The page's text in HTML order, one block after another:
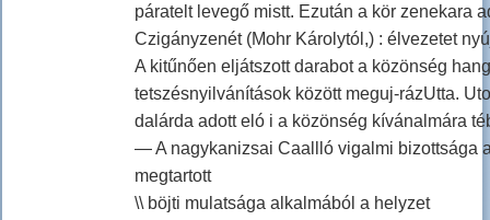
páratelt levegő mistt. Ezután a kör zenekara
Czigányzenét (Mohr Károlytól,) : élvezetet
A kitűnően eljátszott darabot a közönség
tetszésnyilvánítások között meguj-rázUtta.
dalárda adott eló i a közönség kívánalmára
— A nagykanizsai Caallló vigalmi bizottsága
megtartott
\\ böjti mulatsága alkalmából a helyzet